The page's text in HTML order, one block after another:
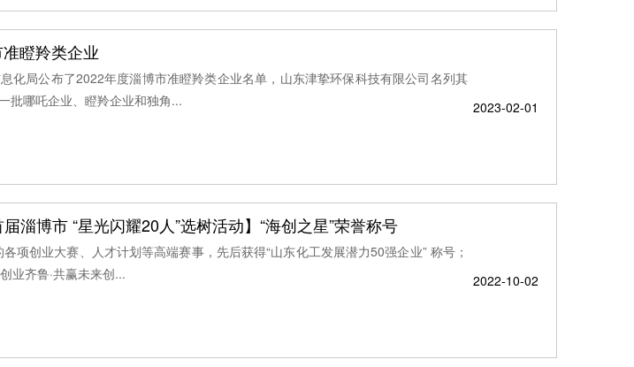
瞪羚类企业
化局公布了2022年度淄博市准瞪羚类企业名单，山东津挚环保科技有限公司名列其
批哪吒企业、瞪羚企业和独角...
2023-02-01
淄博市 “星光闪耀20人”选树活动】“海创之星”荣誉称号
项创业大赛、人才计划等高端赛事，先后获得“山东化工发展潜力50强企业” 称号；
业齐鲁·共赢未来创...
2022-10-02